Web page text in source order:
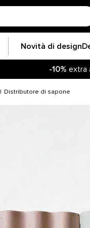
Novità di design
-10% extra
Distributore di sapone